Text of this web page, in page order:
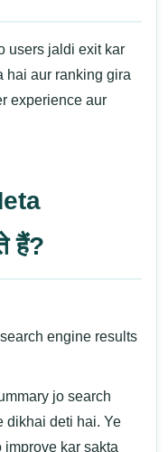
users jaldi exit kar
hai aur ranking gira
experience aur
हैं?
engine results
jo search
dikhai deti hai. Ye
kar sakta